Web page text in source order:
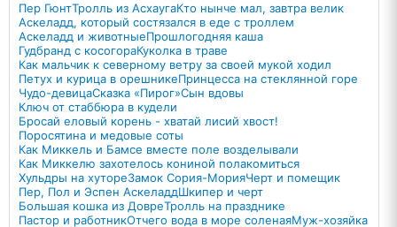
Пер ГюнтТролль из АсхаугаКто нынче мал, завтра велик
Аскеладд, который состязался в еде с троллем
Аскеладд и животныеПрошлогодняя каша
Гудбранд с косогораКуколка в траве
Как мальчик к северному ветру за своей мукой ходил
Петух и курица в орешникеПринцесса на стеклянной горе
Чудо-девицаСказка «Пирог»Сын вдовы
Ключ от стаббюра в кудели
Бросай еловый корень - хватай лисий хвост!
Поросятина и медовые соты
Как Миккель и Бамсе вместе поле возделывали
Как Миккелю захотелось кониной полакомиться
Хульдры на хутореЗамок Сория-МорияЧерт и помещик
Пер, Пол и Эспен АскеладдШкипер и черт
Большая кошка из ДовреТролль на празднике
Пастор и работникОтчего вода в море соленаяМуж-хозяйка